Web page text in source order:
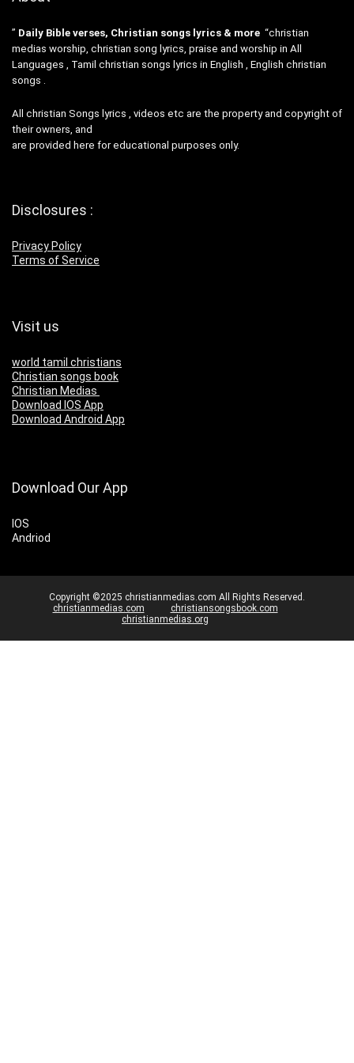
” Daily Bible verses, Christian songs lyrics & more “christian
medias worship, christian song lyrics, praise and worship in All
Languages , Tamil christian songs lyrics in English , English christian
songs .
All christian Songs lyrics , videos etc are the property and copyright of
their owners, and
are provided here for educational purposes only.
Disclosures :
Privacy Policy
Terms of Service
Visit us
world tamil christians
Christian songs book
Christian Medias
Download IOS App
Download Android App
Download Our App
IOS
Andriod
Copyright ©2025 christianmedias.com All Rights Reserved.
christianmedias.com
christiansongsbook.com
christianmedias.org